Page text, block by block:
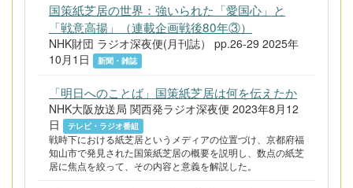
国策紙芝居の世界：強いられた「愛国心」と
「戦意高揚」（連載企画戦後80年③）
NHK財団 ラジオ深夜便(月刊誌） pp.26-29 2025年
10月1日
新聞・雑誌
「明日へのことば」国策紙芝居は何を伝えたか
NHK大阪放送局 関西発ラジオ深夜便 2023年8月12
日
テレビ・ラジオ番組
戦時下における紙芝居というメディアの位置づけ、京都府福
知山市で発見された国策紙芝居の概要を説明し、数点の紙芝
居に焦点を絞って、その内容と意義を解説した。